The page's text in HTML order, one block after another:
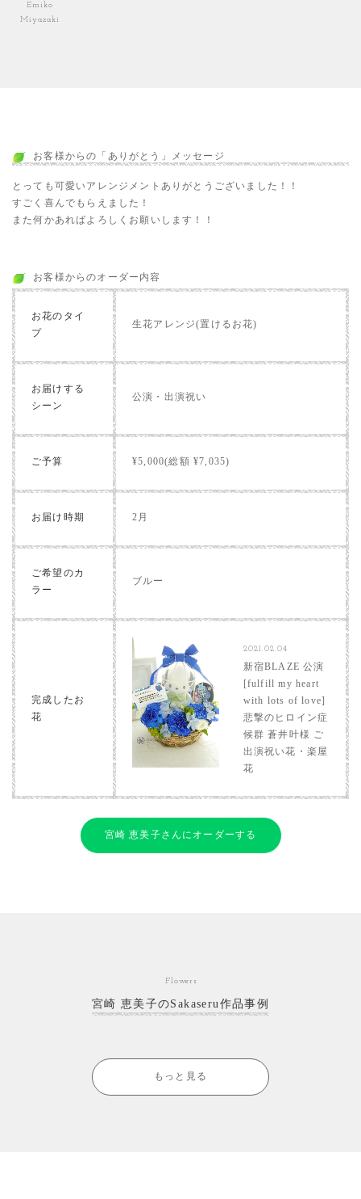
Emiko
Miyazaki
お客様からの「ありがとう」メッセージ
とっても可愛いアレンジメントありがとうございました！！
すごく喜んでもらえました！
また何かあればよろしくお願いします！！
お客様からのオーダー内容
お花のタイ
プ
生花アレンジ(置けるお花)
お届けする
シーン
公演・出演祝い
ご予算 ¥5,000(総額 ¥7,035)
お届け時期 2月
ご希望のカ
ラー
ブルー
完成したお
花
2021.02.04
新宿BLAZE 公演
[fulfill my heart
with lots of love]
悲撃のヒロイン症
候群 蒼井叶様 ご
出演祝い花・楽屋
花
宮崎 恵美子さんにオーダーする
Flowers
宮崎 恵美子のSakaseru作品事例
もっと見る